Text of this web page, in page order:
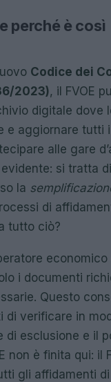
perché è così
Codice dei
2023), il FVOE
digitale dove
e aggiornare tutti
alle gare
si tratta
la
di
tutto ciò?
i documenti
Questo
di verificare in
di esclusione e il
non è finita qui: il
gli affidamenti